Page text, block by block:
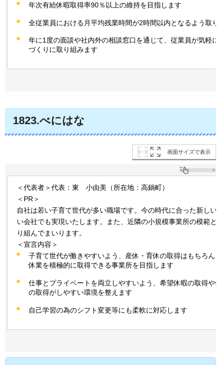
年次有給休暇取得率90％以上の維持を目指します
全従業員における月平均残業時間が2時間以内となるよう取り
年に1度の面談や社内外の相談窓口を通じて、従業員が気軽
づくりに取り組みます
1823.べにはな
画面サイズで表示
＜代表者＞代表：東 小由美 （所在地：高鍋町）
＜PR＞
自社は若い子育て世代が多い職場です。今の時代に合った新しい
い会社でも実現いたします。また、近隣の小規模事業所の模範と
り組んでまいります。
＜宣言内容＞
子育て世代が働きやすいよう、産休・育休の取得はもちろん
休業を積極的に取得できる事業所を目指します
仕事とプライベートを両立しやすいよう、希望休暇の取得や
の取得がしやすい環境を整えます
自己学習の為のシフト変更等にも柔軟に対応します